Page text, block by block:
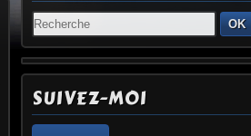
OK
SUIVEZ-MOI